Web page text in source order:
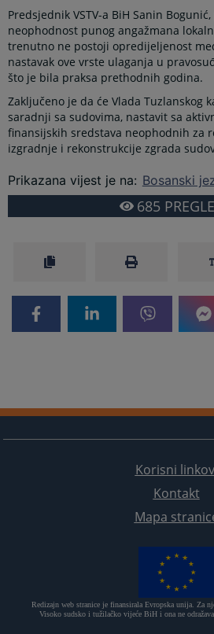
Predsjednik VSTV-a BiH Sanin
neophodnost punog angažmana
trenutno ne postoji opredijeljenost
nastavak ove vrste ulaganja u
što je bila praksa prethodnih godina.
Zaključeno je da će Vlada Tuzlanskog
saradnji sa sudovima, nastavit sa
finansijskih sredstava neophodnih za
izgradnje i rekonstrukcije zgrada
Prikazana vijest je na: Bosanski
685
Korisni
Kontakt
Mapa
Redizajn web stranice je finansirala Evropska unija. Za
Visoko sudsko i tužilačko vijeće BiH i ona ne